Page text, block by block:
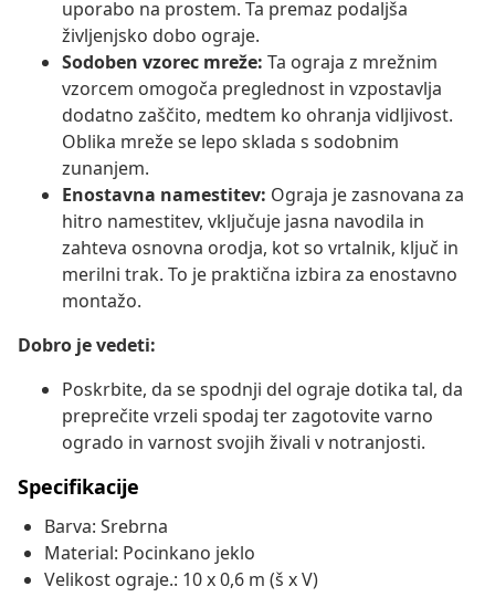
uporabo na prostem. Ta premaz podaljša
življenjsko dobo ograje.
Sodoben vzorec mreže: Ta ograja z mrežnim
vzorcem omogoča preglednost in vzpostavlja
dodatno zaščito, medtem ko ohranja vidljivost.
Oblika mreže se lepo sklada s sodobnim
zunanjem.
Enostavna namestitev: Ograja je zasnovana za
hitro namestitev, vključuje jasna navodila in
zahteva osnovna orodja, kot so vrtalnik, ključ in
merilni trak. To je praktična izbira za enostavno
montažo.
Dobro je vedeti:
Poskrbite, da se spodnji del ograje dotika tal, da
preprečite vrzeli spodaj ter zagotovite varno
ogrado in varnost svojih živali v notranjosti.
Specifikacije
Barva: Srebrna
Material: Pocinkano jeklo
Velikost ograje.: 10 x 0,6 m (š x V)